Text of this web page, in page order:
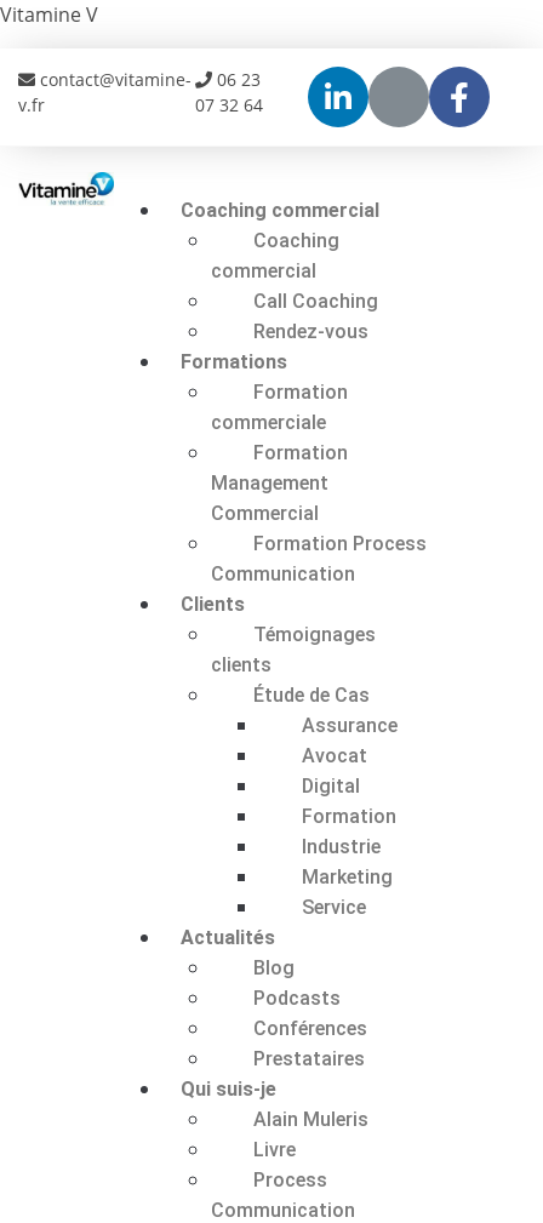
Vitamine V
contact@vitamine-
v.fr
06 23
07 32 64
Coaching commercial
Coaching
commercial
Call Coaching
Rendez-vous
Formations
Formation
commerciale
Formation
Management
Commercial
Formation Process
Communication
Clients
Témoignages
clients
Étude de Cas
Assurance
Avocat
Digital
Formation
Industrie
Marketing
Service
Actualités
Blog
Podcasts
Conférences
Prestataires
Qui suis-je
Alain Muleris
Livre
Process
Communication